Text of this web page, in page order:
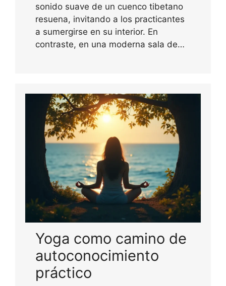
sonido suave de un cuenco tibetano
resuena, invitando a los practicantes
a sumergirse en su interior. En
contraste, en una moderna sala de…
Yoga como camino de
autoconocimiento
práctico